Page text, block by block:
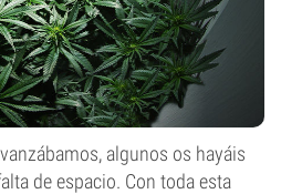
algunos os hayáis
de espacio. Con toda esta